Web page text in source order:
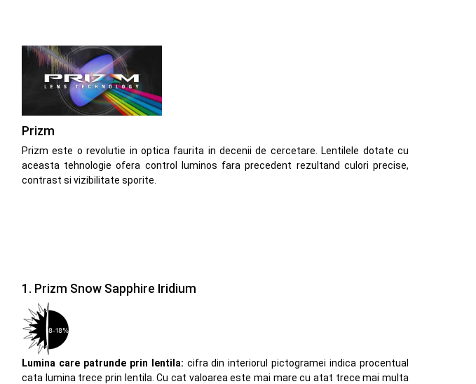
Prizm
Prizm este o revolutie in optica faurita in decenii de cercetare. Lentilele dotate cu
aceasta tehnologie ofera control luminos fara precedent rezultand culori precise,
contrast si vizibilitate sporite.
1. Prizm Snow Sapphire Iridium
Lumina care patrunde prin lentila: cifra din interiorul pictogramei indica procentual
cata lumina trece prin lentila. Cu cat valoarea este mai mare cu atat trece mai multa